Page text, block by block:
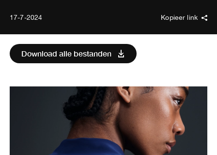
17-7-2024 Kopieer link
Download alle bestanden